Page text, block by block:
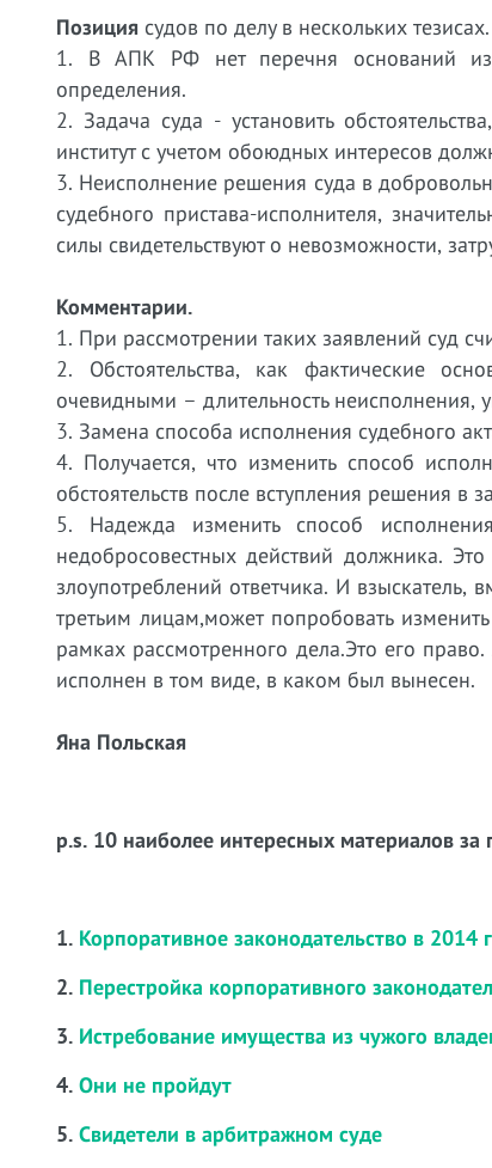
Позиция судов по делу в нескольких тезисах.
1. В АПК РФ нет перечня оснований
определения.
2. Задача суда - установить
институт с учетом обоюдных интересов
3. Неисполнение решения суда в
судебного пристава-исполнителя,
силы свидетельствуют о невозможности,
Комментарии.
1. При рассмотрении таких заявлений суд
2. Обстоятельства, как фактические
очевидными – длительность неисполнения,
3. Замена способа исполнения судебного
4. Получается, что изменить способ
обстоятельств после вступления решения в
5. Надежда изменить способ
недобросовестных действий должника.
злоупотреблений ответчика. И
третьим лицам,может попробовать
рамках рассмотренного дела.Это его
исполнен в том виде, в каком был вынесен.
Яна Польская
p.s. 10 наиболее интересных материалов за
1. Корпоративное законодательство в 2014
2. Перестройка корпоративного
3. Истребование имущества из чужого
4. Они не пройдут
5. Свидетели в арбитражном суде